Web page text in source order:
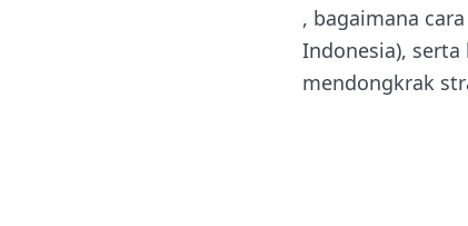
, bagaimana
Indonesia),
mendongkrak